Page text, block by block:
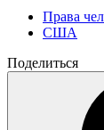
Права
США
Поделиться